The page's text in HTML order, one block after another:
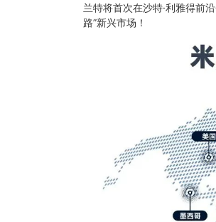
兰特将首次在沙特·利雅得前
路”新兴市场！